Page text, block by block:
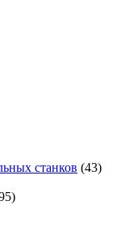
станков (43)